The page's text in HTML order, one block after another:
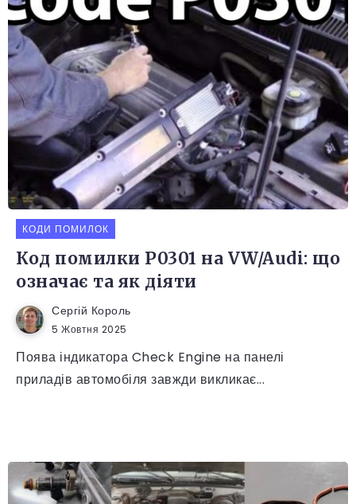
КОДИ ПОМИЛОК
Код помилки P0301 на VW/Audi: що
означає та як діяти
Сергій Король
5 Жовтня 2025
Поява індикатора Check Engine на панелі
приладів автомобіля завжди викликає...